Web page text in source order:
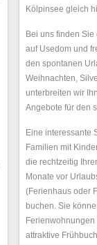
Kölpinsee gleich
Bei uns finden
auf Usedom und
den spontanen
Weihnachten,
unterbreiten wir
Angebote für den
Eine interessante
Familien mit
die rechtzeitig
Monate vor
(Ferienhaus oder
buchen. Sie
attraktive